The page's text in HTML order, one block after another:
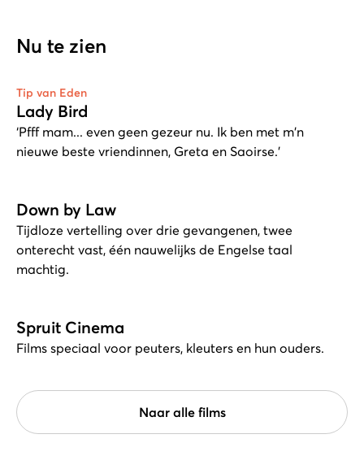
Nu te zien
Tip van Eden
Lady Bird
‘Pfff mam... even geen gezeur nu. Ik ben met m'n
nieuwe beste vriendinnen, Greta en Saoirse.’
Down by Law
Tijdloze vertelling over drie gevangenen, twee
onterecht vast, één nauwelijks de Engelse taal
machtig.
Spruit Cinema
Films speciaal voor peuters, kleuters en hun ouders.
Naar alle films